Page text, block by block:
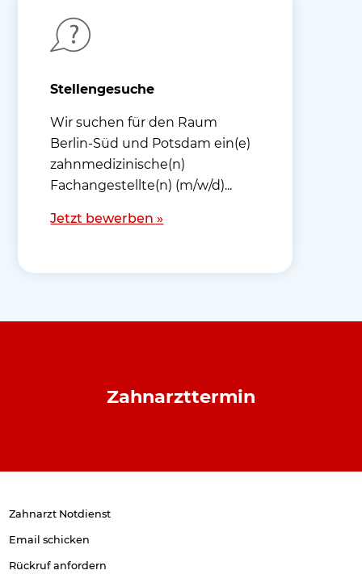
Stellengesuche
Wir suchen für den Raum
Berlin-Süd und Potsdam ein(e)
zahnmedizinische(n)
Fachangestellte(n) (m/w/d)...
Jetzt bewerben »
Zahnarzttermin
Zahnarzt Notdienst
Email schicken
Rückruf anfordern